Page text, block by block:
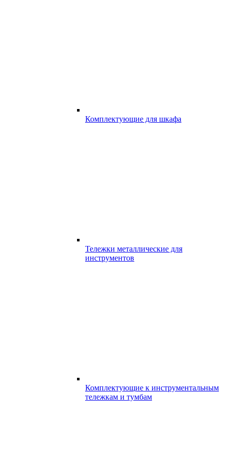
Комплектующие для шкафа
Тележки металлические для
инструментов
Комплектующие к инструментальным
тележкам и тумбам